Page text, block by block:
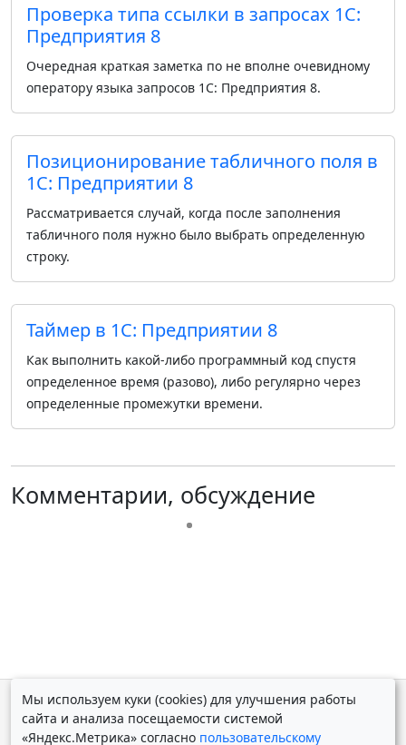
Проверка типа ссылки в запросах 1С:
Предприятия 8
Очередная краткая заметка по не вполне очевидному
оператору языка запросов 1С: Предприятия 8.
Позиционирование табличного поля в
1С: Предприятии 8
Рассматривается случай, когда после заполнения
табличного поля нужно было выбрать определенную
строку.
Таймер в 1С: Предприятии 8
Как выполнить какой-либо программный код спустя
определенное время (разово), либо регулярно через
определенные промежутки времени.
Комментарии, обсуждение
Мы используем куки (cookies) для улучшения работы
сайта и анализа посещаемости системой
«Яндекс.Метрика» согласно пользовательскому
© Дмитрий Косолапов 2007 — 2026.Старая версия
Powered byYii Framework